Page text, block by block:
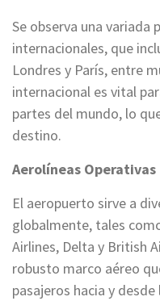
Se observa una variada
internacionales, que
Londres y París, entre
internacional es vital
partes del mundo, lo
destino.
Aerolíneas Operativas
El aeropuerto sirve a
globalmente, tales
Airlines, Delta y British
robusto marco aéreo
pasajeros hacia y desde